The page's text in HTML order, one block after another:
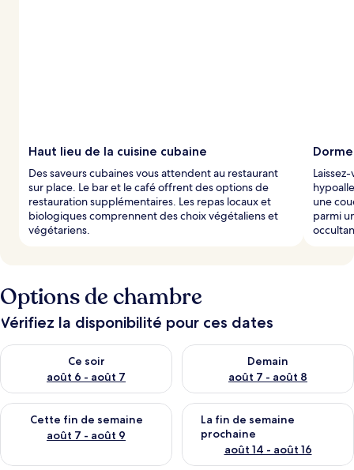
Haut lieu de la cuisine cubaine
Des saveurs cubaines vous attendent au restaurant
sur place. Le bar et le café offrent des options de
restauration supplémentaires. Les repas locaux et
biologiques comprennent des choix végétaliens et
végétariens.
une
parmi
Options de chambre
Vérifiez la disponibilité pour ces dates
Ce soir
août 6 - août 7
Vérifier la disponibilité pour ce soir août 6 - août 7
Demain
août 7 - août 8
Vérifier la disponibilité pour
Cette fin de semaine
août 7 - août 9
Vérifier la disponibilité pour cette fin de semaine août 7 -
La fin de semaine
prochaine
août 14 - août 16
Vérifier la disponibilité pour